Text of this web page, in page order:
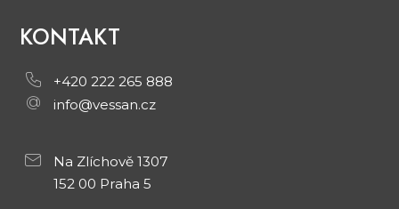
KONTAKT
+420 222 265 888
info@vessan.cz
Na Zlíchově 1307
152 00 Praha 5